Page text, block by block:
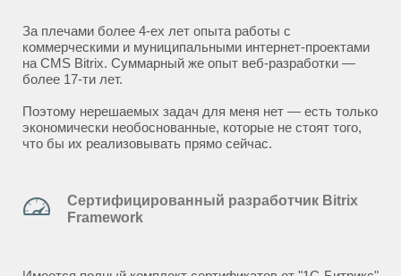
За плечами более 4-ех лет опыта работы с
коммерческими и муниципальными интернет-проектами
на CMS Bitrix. Суммарный же опыт веб-разработки —
более 17-ти лет.
Поэтому нерешаемых задач для меня нет — есть только
экономически необоснованные, которые не стоят того,
что бы их реализовывать прямо сейчас.
Сертифицированный разработчик Bitrix
Framework